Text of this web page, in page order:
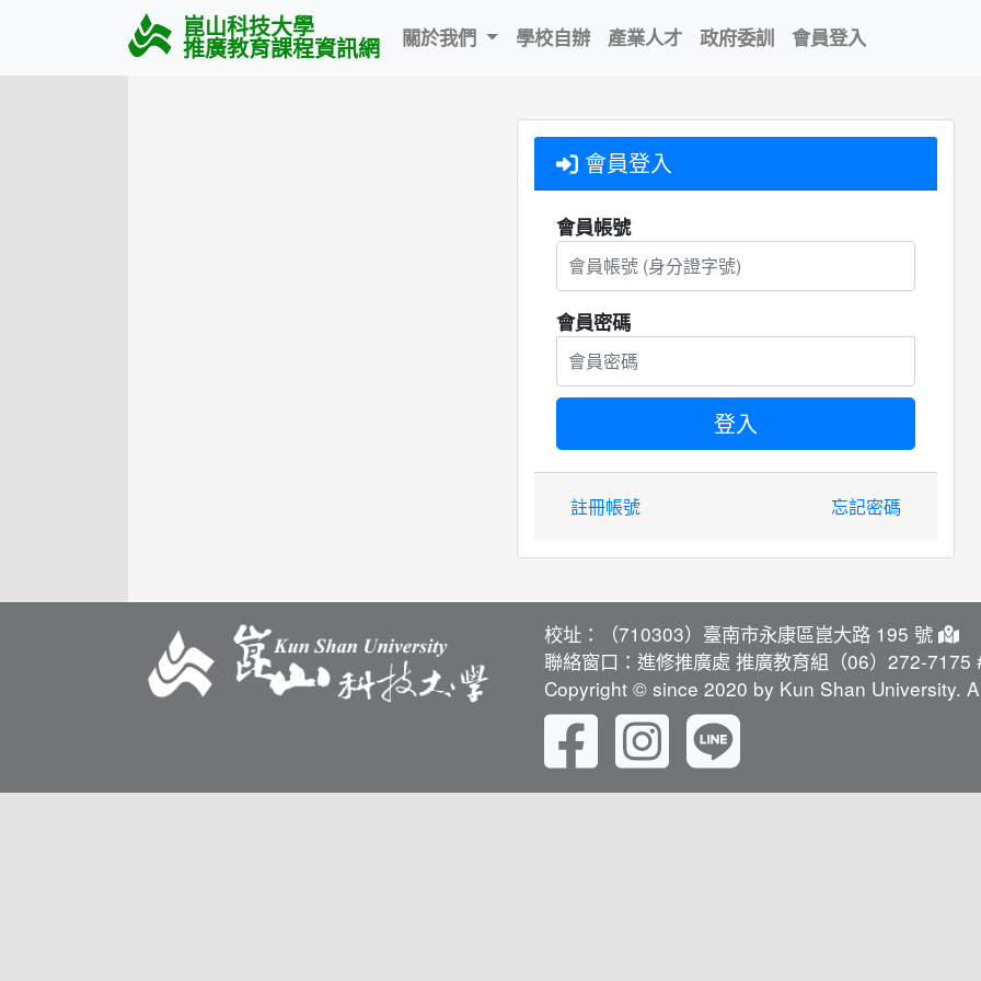
崑山科技大學
推廣教育課程資訊網 關於我們 學校自辦 產業人才 政府委訓 會員登入
會員登入
會員帳號
會員密碼
註冊帳號 忘記密碼
校址：（710303）臺南市永康區崑大路 195 號
聯絡窗口：進修推廣處 推廣教育組（06）272-7175
Copyright © since 2020 by Kun Shan University.